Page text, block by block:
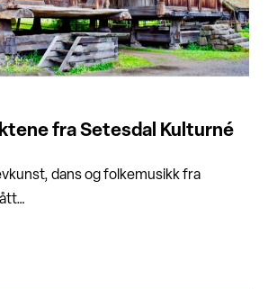
fra Setesdal Kulturné
dans og folkemusikk fra